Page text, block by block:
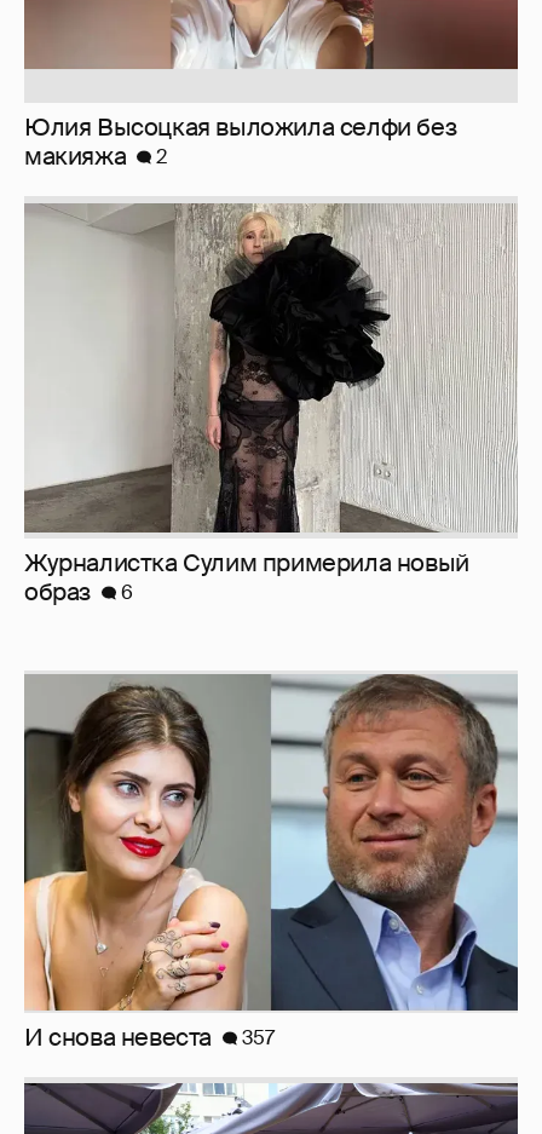
Юлия Высоцкая выложила селфи без
макияжа
2
Журналистка Сулим примерила новый
образ
6
И снова невеста 357